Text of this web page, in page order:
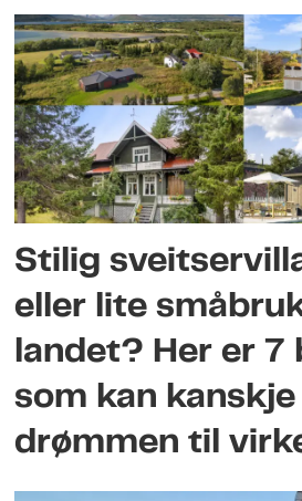
Stilig
eller lite
landet? Her er 7
som kan
drømmen til